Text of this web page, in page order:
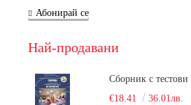
Абонирай се
Най-продавани
€18.41
36.01лв.